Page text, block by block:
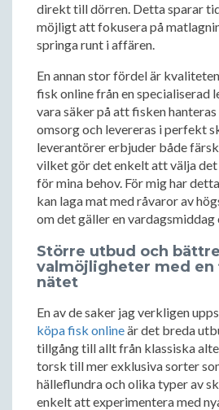
direkt till dörren. Detta sparar
möjligt att fokusera på
springa runt i affären.
En annan stor fördel är
fisk online från en specialiserad
vara säker på att fisken
omsorg och levereras i perfekt
leverantörer erbjuder både
vilket gör det enkelt att välja det
för mina behov. För mig har
kan laga mat med råvaror av
om det gäller en
Större utbud och bättre
valmöjligheter med en
nätet
En av de saker jag verkligen
köpa fisk onlineär det breda
tillgång till allt från klassiska
torsk till mer exklusiva sorter
hälleflundra och olika typer av
enkelt att experimentera med